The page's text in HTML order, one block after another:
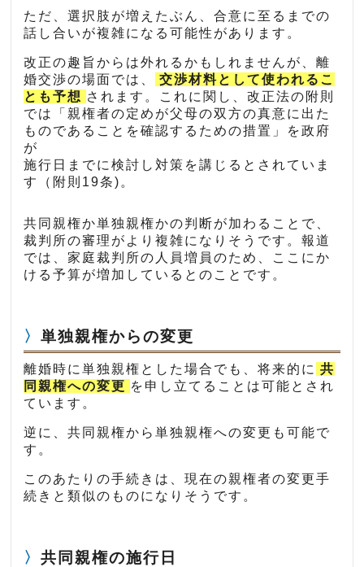
ただ、選択肢が増えたぶん、合意に至るまでの
話し合いが複雑になる可能性があります。
改正の趣旨からは外れるかもしれませんが、離
婚交渉の場面では、
交渉材料として使われるこ
とも予想 されます。これに関し、改正法の附則
では「親権者の定めが父母の双方の真意に出た
ものであることを確認するための措置」を政府
が
施行日までに検討し対策を講じるとされていま
す（附則19条)。
共同親権か単独親権かの判断が加わることで、
裁判所の審理がより複雑になりそうです。報道
では、家庭裁判所の人員増員のため、ここにか
ける予算が増加しているとのことです。
単独親権からの変更
離婚時に単独親権とした場合でも、将来的に 共
同親権への変更 を申し立てることは可能とされ
ています。
逆に、共同親権から単独親権への変更も可能で
す。
このあたりの手続きは、現在の親権者の変更手
続きと類似のものになりそうです。
共同親権の施行日